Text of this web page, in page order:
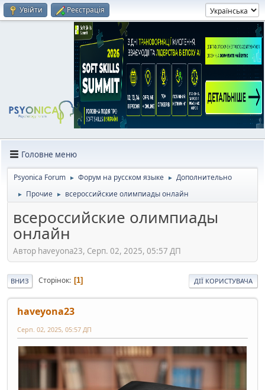
Увійти Реєстрація
Головне меню
Psyonica Forum ► Форум на русском языке ► Дополнительно
► Прочие ► всероссийские олимпиады онлайн
всероссийские олимпиады
онлайн
Автор haveyona23, Серп. 02, 2025, 05:57 ДП
ВНИЗ Сторінок 1 ДІЇ КОРИСТУВАЧА
haveyona23
Серп. 02, 2025, 05:57 ДП